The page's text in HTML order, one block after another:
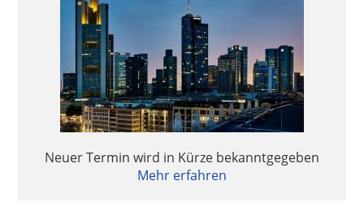
Neuer Termin wird in Kürze bekanntgegeben
Mehr erfahren